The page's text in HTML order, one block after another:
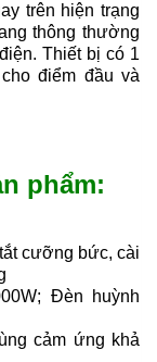
trên hiện trạng
thông thường
Thiết bị có 1
điểm đầu và
phẩm:
cưỡng bức, cài
Đèn huỳnh
cảm ứng khả